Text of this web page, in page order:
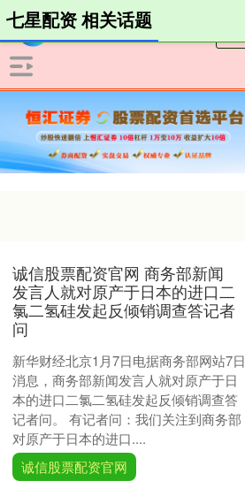
七星配资 相关话题
诚信股票配资官网 商务部新闻
发言人就对原产于日本的进口二
氯二氢硅发起反倾销调查答记者
问
新华财经北京1月7日电据商务部网站7日
消息，商务部新闻发言人就对原产于日
本的进口二氯二氢硅发起反倾销调查答
记者问。 有记者问：我们关注到商务部
对原产于日本的进口....
诚信股票配资官网